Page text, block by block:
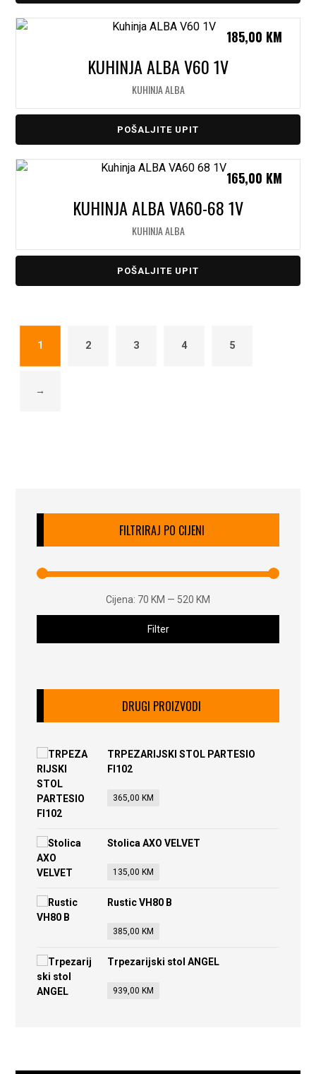
KUHINJA ALBA V60 1V
KUHINJA ALBA
185,00 KM
POŠALJITE UPIT
KUHINJA ALBA VA60-68 1V
KUHINJA ALBA
165,00 KM
POŠALJITE UPIT
1 2 3 4 5
→
FILTRIRAJ PO CIJENI
Filter
Cijena: 70 KM — 520 KM
DRUGI PROIZVODI
TRPEZARIJSKI STOL PARTESIO
FI102
365,00 KM
Stolica AXO VELVET
135,00 KM
Rustic VH80 B
385,00 KM
Trpezarijski stol ANGEL
939,00 KM